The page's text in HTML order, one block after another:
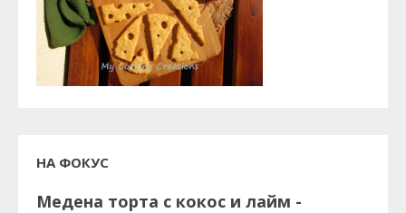
НА ФОКУС
Медена торта с кокос и лайм -